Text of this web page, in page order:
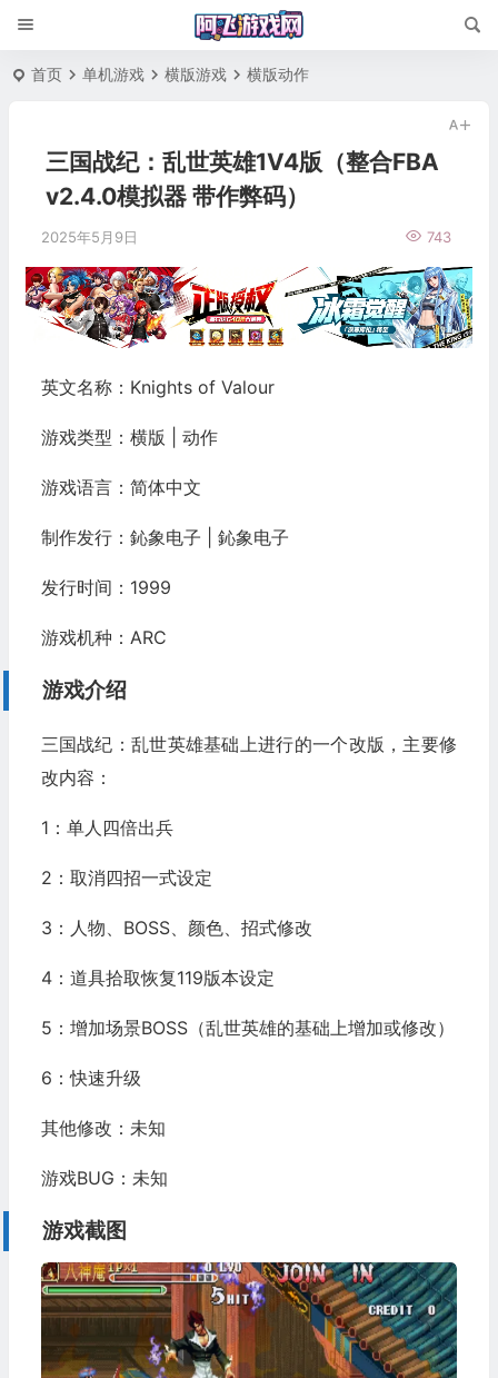
首页 单机游戏 横版游戏 横版动作
三国战纪：乱世英雄1V4版（整合FBA
v2.4.0模拟器 带作弊码）
2025年5月9日 743
英文名称：Knights of Valour
游戏类型：横版 | 动作
游戏语言：简体中文
制作发行：鈊象电子 | 鈊象电子
发行时间：1999
游戏机种：ARC
游戏介绍
三国战纪：乱世英雄基础上进行的一个改版，主要修
改内容：
1：单人四倍出兵
2：取消四招一式设定
3：人物、BOSS、颜色、招式修改
4：道具拾取恢复119版本设定
5：增加场景BOSS（乱世英雄的基础上增加或修改）
6：快速升级
其他修改：未知
游戏BUG：未知
游戏截图